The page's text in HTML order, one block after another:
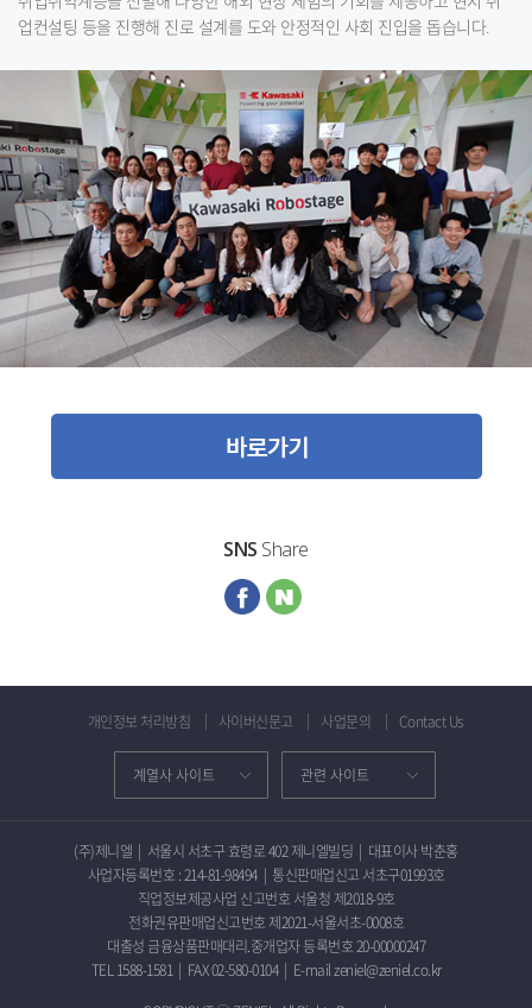
업컨설팅 등을 진행해 진로 설계를 도와 안정적인 사회 진입을 돕습니다.
SNS Share
개인정보 처리방침 사이버신문고 사업문의 Contact Us
(주)제니엘 | 서울시 서초구 효령로 402 제니엘빌딩 | 대표이사 박춘홍
사업자등록번호 : 214-81-98494| 통신판매업신고 서초구01993호
직업정보제공사업 신고번호 서울청 제2018-9호
전화권유판매업신고번호 제2021-서울서초-0008호
대출성 금융상품판매대리.중개업자 등록번호 20-00000247
TEL 1588-1581| FAX 02-580-0104| E-mail zeniel@zeniel.co.kr